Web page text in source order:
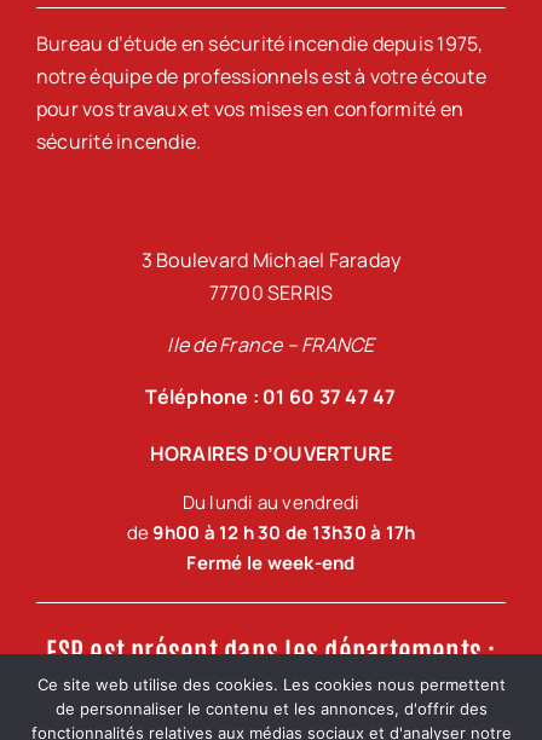
Bureau d’étude en sécurité incendie depuis 1975,
notre équipe de professionnels est à votre écoute
pour vos travaux et vos mises en conformité en
sécurité incendie.
3 Boulevard Michael Faraday
77700 SERRIS
Ile de France – FRANCE
Téléphone : 01 60 37 47 47
HORAIRES D’OUVERTURE
Du lundi au vendredi
de9h00 à 12 h 30 de 13h30 à 17h
Fermé le week-end
FSP est présent dans les départements :
Ile de France, Oise, Val d’Oise, Yvelines, Essonne,
Ce site web utilise des cookies. Les cookies nous permettent
de personnaliser le contenu et les annonces, d'offrir des
fonctionnalités relatives aux médias sociaux et d'analyser notre